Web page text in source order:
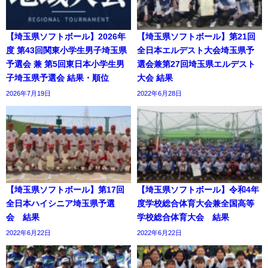
【埼玉県ソフトボール】2026年
度 第43回関東小学生男子埼玉県
予選会 兼 第5回東日本小学生男
子埼玉県予選会 結果・順位
2026年7月19日
【埼玉県ソフトボール】第21回
全日本エルデスト大会埼玉県予
選会兼第27回埼玉県エルデスト
大会 結果
2022年6月28日
【埼玉県ソフトボール】第17回
全日本ハイシニア埼玉県予選
会 結果
2022年6月22日
【埼玉県ソフトボール】令和4年
度学校総合体育大会兼全国高等
学校総合体育大会 結果
2022年6月22日